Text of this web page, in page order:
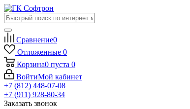
Сравнение0
Отложенные 0
Корзина0 пуста 0
ВойтиМой кабинет
+7 (812) 448-07-08
+7 (911) 928-80-34
Заказать звонок